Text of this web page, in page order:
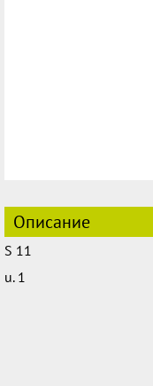
Описание
S 11
u. 1